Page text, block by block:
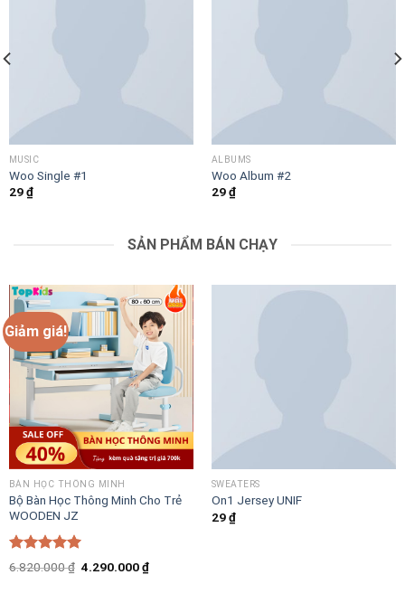
MUSIC
Woo Single #1
29₫
ALBUMS
Woo Album #2
29₫
SẢN PHẨM BÁN CHẠY
Giảm giá!
BÀN HỌC THÔNG MINH
Bộ Bàn Học Thông Minh Cho Trẻ
WOODEN JZ
Được xếp
5.00
6.820.000₫ Giá
4.290.000₫Giá
hiện
SWEATERS
On1 Jersey UNIF
29₫